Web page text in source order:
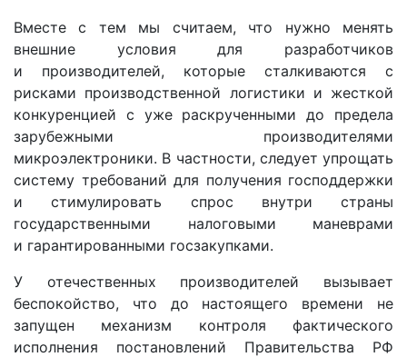
Вместе с тем мы считаем, что нужно менять
внешние условия для разработчиков
и производителей, которые сталкиваются с
рисками производственной логистики и жесткой
конкуренцией с уже раскрученными до предела
зарубежными производителями
микроэлектроники. В частности, следует упрощать
систему требований для получения господдержки
и стимулировать спрос внутри страны
государственными налоговыми маневрами
и гарантированными госзакупками.
У отечественных производителей вызывает
беспокойство, что до настоящего времени не
запущен механизм контроля фактического
исполнения постановлений Правительства РФ